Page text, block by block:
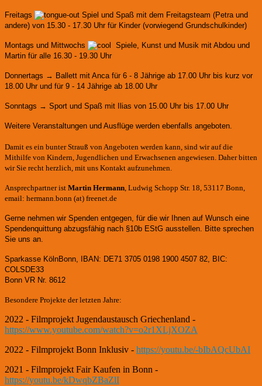
Freitags
Spiel und Spaß mit dem Freitagsteam (Petra und
andere) von 15.30 - 17.30 Uhr für Kinder (vorwiegend Grundschulkinder)
Montags und Mittwochs
Spiele, Kunst und Musik mit Abdou und
Martin für alle 16.30 - 19.30 Uhr
Donnertags → Ballett mit Anca für 6 - 8 Jährige ab 17.00 Uhr bis kurz vor
18.00 Uhr und für 9 - 14 Jährige ab 18.00 Uhr
Sonntags → Sport und Spaß mit Ilias von 15.00 Uhr bis 17.00 Uhr
Weitere Veranstaltungen und Ausflüge werden ebenfalls angeboten.
Damit es ein bunter Strauß von Angeboten werden kann, sind wir auf die
Mithilfe von Kindern, Jugendlichen und Erwachsenen angewiesen. Daher bitten
wir Sie recht herzlich, mit uns Kontakt aufzunehmen.
Ansprechpartner ist Martin Hermann , Ludwig Schopp Str. 18, 53117 Bonn,
email: hermann.bonn (at) freenet.de
Gerne nehmen wir Spenden entgegen, für die wir Ihnen auf Wunsch eine
Spendenquittung abzugsfähig nach §10b EStG ausstellen. Bitte sprechen
Sie uns an.
Sparkasse KölnBonn, IBAN: DE71 3705 0198 1900 4507 82, BIC:
COLSDE33
Bonn VR Nr. 8612
Besondere Projekte der letzten Jahre:
2022 - Filmprojekt Jugendaustausch Griechenland -
https://www.youtube.com/watch?v=o2r1XLjXOZA
2022 - Filmprojekt Bonn Inklusiv - https://youtu.be/-bIbAQcUbAI
2021 - Filmprojekt Fair Kaufen in Bonn -
https://youtu.be/kDwqbZBaZlI